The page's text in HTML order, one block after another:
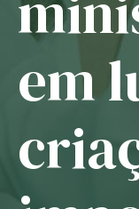
Notícias
Associe-
em